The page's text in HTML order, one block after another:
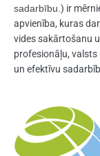
sadarbību. ) ir
apvienība, kuras
vides sakārtošanu
profesionāļu,
un efektīvu